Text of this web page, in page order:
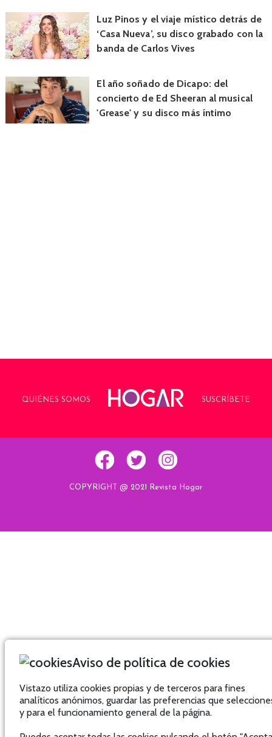
Luz Pinos y el viaje místico detrás de
‘Casa Nueva’, su disco grabado con la
banda de Carlos Vives
El año soñado de Dicapo: del
concierto de Ed Sheeran al musical
'Grease' y su disco más íntimo
QUIÉNES SOMOS SUSCRÍBETE
COPYRIGHT @ 2021 Revista Hogar
Aviso de política de cookies
Vistazo utiliza cookies propias y de terceros para fines
analíticos anónimos, guardar las preferencias que
y para el funcionamiento general de la página.